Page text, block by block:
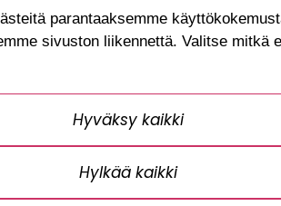
parantaaksemme
sivuston liikennettä. Valitse mitkä
Hyväksy kaikki
Hylkää kaikki